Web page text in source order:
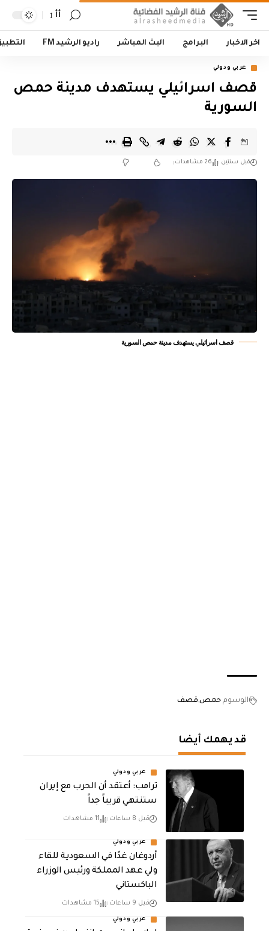
أأ
اخر الاخبار البرامج البث المباشر راديو الرشيد FM
عربي ودولي
قصف اسرائيلي يستهدف مدينة حمص
السورية
قبل سنتين 26 مشاهدات
قصف اسرائيلي يستهدف مدينة حمص السورية
الوسوم حمص قصف
قد يهمك أيضا
عربي ودولي
‏ترامب: أعتقد أن الحرب مع إيران
ستنتهي قريباً جداً
قبل 8 ساعات 11 مشاهدات
عربي ودولي
أردوغان غدًا في السعودية للقاء
ولي عهد المملكة ورئيس الوزراء
الباكستاني
قبل 9 ساعات 15 مشاهدات
عربي ودولي